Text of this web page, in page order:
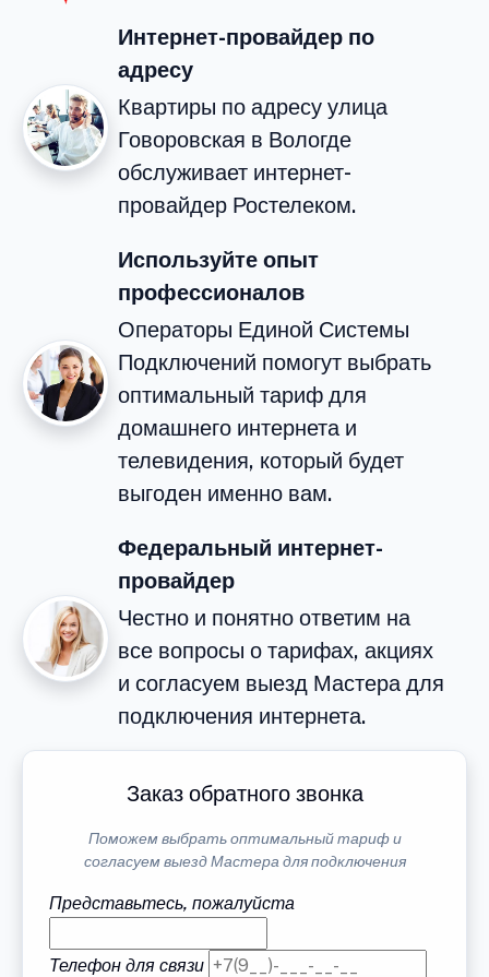
Интернет-провайдер по
адресу
Квартиры по адресу улица
Говоровская в Вологде
обслуживает интернет-
провайдер Ростелеком.
Используйте опыт
профессионалов
Операторы Единой Системы
Подключений помогут выбрать
оптимальный тариф для
домашнего интернета и
телевидения, который будет
выгоден именно вам.
Федеральный интернет-
провайдер
Честно и понятно ответим на
все вопросы о тарифах, акциях
и согласуем выезд Мастера для
подключения интернета.
Заказ обратного звонка
Поможем выбрать оптимальный тариф и
согласуем выезд Мастера для подключения
Представьтесь, пожалуйста
Телефон для связи